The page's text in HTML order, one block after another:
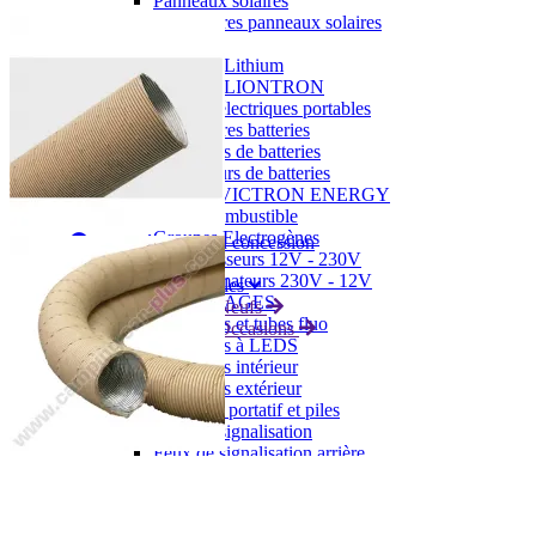
Accessoires panneaux solaires
Batteries Lithium
Batteries LIONTRON
Stations électriques portables
Accessoires batteries
Chargeurs de batteries
Séparateurs de batteries
Gamme VICTRON ENERGY
Piles à combustible
Groupes Electrogènes
Convertisseurs 12V - 230V
Transformateurs 230V - 12V
ECLAIRAGES
Ampoules et tubes fluo
Ampoules à LEDS
Eclairages intérieur
Eclairages extérieur
Eclairage portatif et piles
Feux de signalisation
Feux de signalisation arrière
Nouveautés
Déstockage
Ventes Flash
Nos Véhicules en concession
Le Magasin
Concession & Véhicules
Nos véhicules Neufs
Nos véhicules Occasions
Le magasin